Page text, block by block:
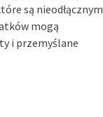
są nieodłącznym
mogą
i przemyślane